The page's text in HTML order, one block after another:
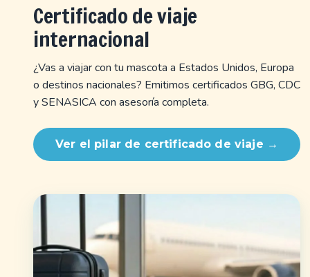
Certificado de viaje
internacional
¿Vas a viajar con tu mascota a Estados Unidos, Europa
o destinos nacionales? Emitimos certificados GBG, CDC
y SENASICA con asesoría completa.
Ver el pilar de certificado de viaje →